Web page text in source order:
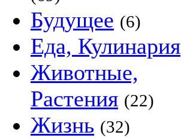
Будущее (6)
Еда, Кулинария
Животные,
Растения (22)
Жизнь (32)